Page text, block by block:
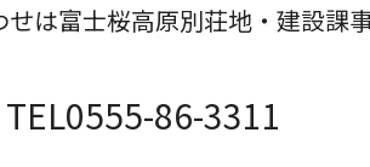
は富士桜高原別荘地・建設課
TEL0555-86-3311